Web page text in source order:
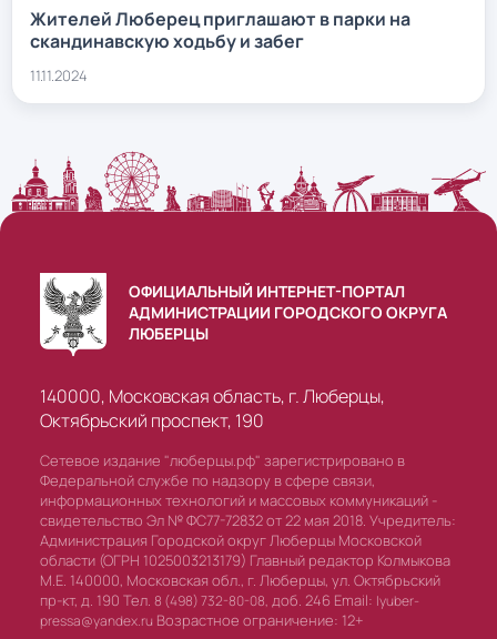
Жителей Люберец приглашают в парки на
скандинавскую ходьбу и забег
11.11.2024
ОФИЦИАЛЬНЫЙ ИНТЕРНЕТ-ПОРТАЛ
АДМИНИСТРАЦИИ ГОРОДСКОГО ОКРУГА
ЛЮБЕРЦЫ
140000, Московская область, г. Люберцы,
Октябрьский проспект, 190
Сетевое издание "люберцы.рф" зарегистрировано в
Федеральной службе по надзору в сфере связи,
информационных технологий и массовых коммуникаций -
свидетельство Эл № ФС77-72832 от 22 мая 2018. Учредитель:
Администрация Городской округ Люберцы Московской
области (ОГРН 1025003213179) Главный редактор Колмыкова
М.Е. 140000, Московская обл., г. Люберцы, ул. Октябрьский
пр-кт, д. 190 Тел. 8 (498) 732-80-08, доб. 246 Email: lyuber-
pressa@yandex.ru Возрастное ограничение: 12+